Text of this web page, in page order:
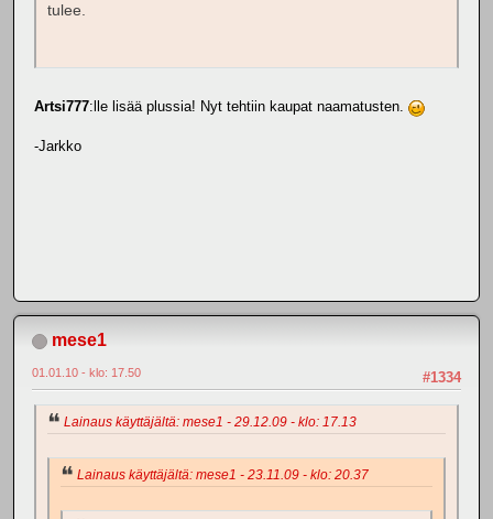
tulee.
Artsi777:lle lisää plussia! Nyt tehtiin kaupat naamatusten.
-Jarkko
mese1
#1334
01.01.10 - klo: 17.50
Lainaus käyttäjältä: mese1 - 29.12.09 - klo: 17.13
Lainaus käyttäjältä: mese1 - 23.11.09 - klo: 20.37